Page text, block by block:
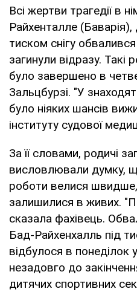
Всі жертви трагедії в
Райхенталле (Баварія),
тиском снігу
загинули відразу. Такі
було завершено в
Зальцбурзі. "У
було ніяких шансів
інституту судової
За її словами, родичі
висловлювали думку,
роботи велися
залишилися в живих.
сказала фахівець.
Бад-Райхенхалль під
відбулося в понеділок
незадовго до
дитячих спортивних